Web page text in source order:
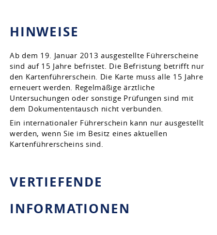
HINWEISE
Ab dem 19. Januar 2013 ausgestellte Führerscheine
sind auf 15 Jahre befristet. Die Befristung betrifft nur
den Kartenführerschein. Die Karte muss alle 15 Jahre
erneuert werden. Regelmäßige ärztliche
Untersuchungen oder sonstige Prüfungen sind mit
dem Dokumententausch nicht verbunden.
Ein internationaler Führerschein kann nur ausgestellt
werden, wenn Sie im Besitz eines aktuellen
Kartenführerscheins sind.
VERTIEFENDE
INFORMATIONEN